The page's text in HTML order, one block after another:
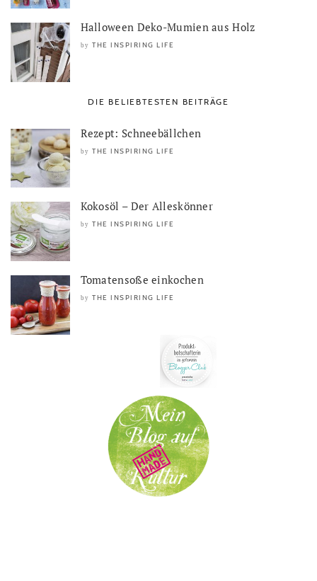
Halloween Deko-Mumien aus Holz
by THE INSPIRING LIFE
DIE BELIEBTESTEN BEITRÄGE
Rezept: Schneebällchen
by THE INSPIRING LIFE
Kokosöl – Der Alleskönner
by THE INSPIRING LIFE
Tomatensoße einkochen
by THE INSPIRING LIFE